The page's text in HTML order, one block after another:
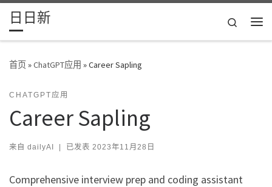
Skip to content
日日新
Search
首页»ChatGPT应用 »Career Sapling
CHATGPT应用
Career Sapling
来自 dailyAI | 已发表 2023年11月28日
Comprehensive interview prep and coding assistant